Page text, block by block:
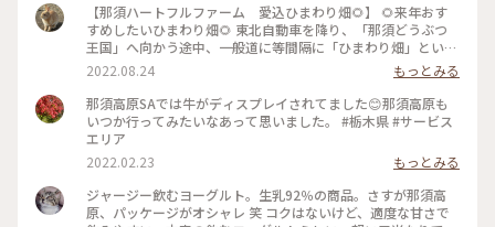
【那須ハートフルファーム 愛込ひまわり畑🌻】 🌻来年おす
すめしたいひまわり畑🌻 東北自動車を降り、「那須どうぶつ
王国」へ向かう途中、一般道に等間隔に「ひまわり畑」という
のぼりが何本か見えてきました。 「ひまわり畑どこだろ
う？？」 と思いつつ、のぼりに吸い込まれるように寄り道を
しましたら、黄色い花畑が目に入ってきました。 案内してく
ださったおじさんがご丁寧に、「ひまわり畑の開放は本日まで
となっております」 「お花のピークから一週間以上経ち、お
花が下を向いていることをご承知下さい」とお声掛けをしてく
ださりました。 確かに、お花はうつむき加減でしたが、見渡
す限り、一面に、下を向いたひまわりのお花が埋め尽くしてい
ました🌻 「こんな一面のひまわり畑、見たことがない✨」と感
度しました。 「愛込ひまわり畑」と名にふさわしく、畑の中
2022.08.24
もっとみる
那須高原SAでは牛がディスプレイされてました😊那須高原も
いつか行ってみたいなあって思いました。 #栃木県 #サービス
エリア
2022.02.23
もっとみる
ジャージー飲むヨーグルト。生乳92％の商品。さすが那須高
原、パッケージがオシャレ 笑 コクはないけど、適度な甘さで